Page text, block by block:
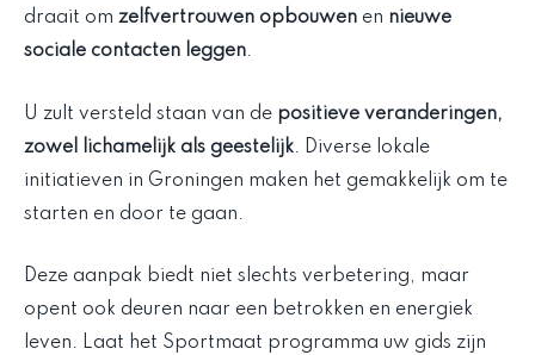
draait om zelfvertrouwen opbouwen en nieuwe
sociale contacten leggen.
U zult versteld staan van de positieve veranderingen,
zowel lichamelijk als geestelijk. Diverse lokale
initiatieven in Groningen maken het gemakkelijk om te
starten en door te gaan.
Deze aanpak biedt niet slechts verbetering, maar
opent ook deuren naar een betrokken en energiek
leven. Laat het Sportmaat programma uw gids zijn